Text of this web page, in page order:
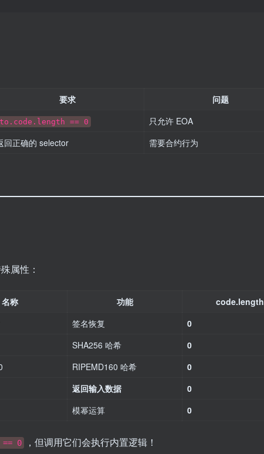
要求 问题
to.code.length == 0 只允许 EOA
回正确的 selector 需要合约行为
属性：
名称 功能
code.length
签名恢复
0
SHA256 哈希
0
RIPEMD160 哈希
0
返回输入数据
0
模幂运算 0
0 ，但调用它们会执行内置逻辑！